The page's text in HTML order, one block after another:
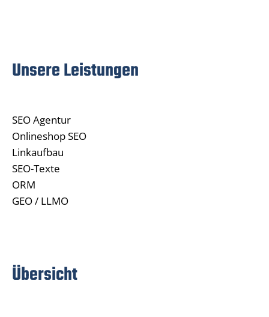
Unsere Leistungen
SEO Agentur
Onlineshop SEO
Linkaufbau
SEO-Texte
ORM
GEO / LLMO
Übersicht